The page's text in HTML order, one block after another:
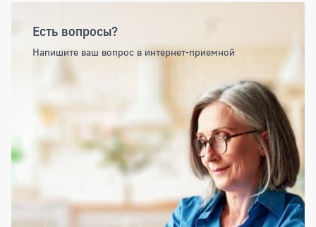
Есть вопросы?
Напишите ваш вопрос в интернет-приемной